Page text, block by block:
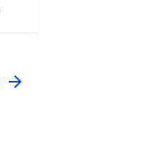
arrow_forward